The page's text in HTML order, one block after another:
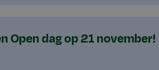
Open dag op 21 november!